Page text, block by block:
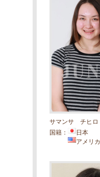
サマンサ チヒロ
国籍：
日本
アメリカ